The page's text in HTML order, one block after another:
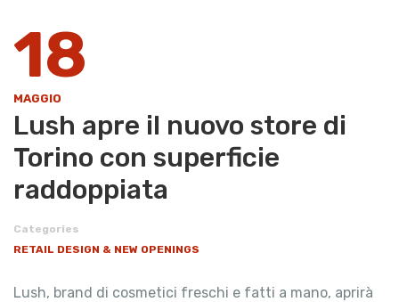
18
MAGGIO
Lush apre il nuovo store di
Torino con superficie
raddoppiata
Categories
RETAIL DESIGN & NEW OPENINGS
Lush, brand di cosmetici freschi e fatti a mano, aprirà